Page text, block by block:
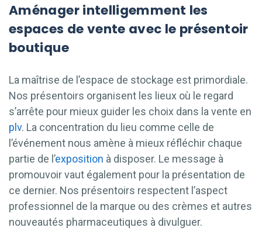
Aménager intelligemment les
espaces de vente avec le présentoir
boutique
La maîtrise de l’espace de stockage est primordiale.
Nos présentoirs organisent les lieux où le regard
s’arrête pour mieux guider les choix dans la vente en
plv. La concentration du lieu comme celle de
l’événement nous amène à mieux réfléchir chaque
partie de l’exposition à disposer. Le message à
promouvoir vaut également pour la présentation de
ce dernier. Nos présentoirs respectent l’aspect
professionnel de la marque ou des crèmes et autres
nouveautés pharmaceutiques à divulguer.